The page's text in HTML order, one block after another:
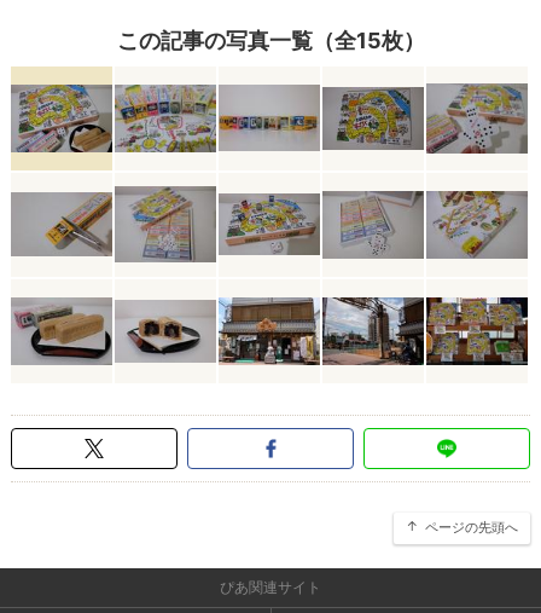
この記事の写真一覧（全15枚）
ページの先頭へ
ぴあ関連サイト